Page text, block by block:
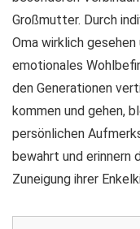
Großmutter. Durch
Oma wirklich
emotionales
den Generationen
kommen und gehen,
persönlichen
bewahrt und erinnern
Zuneigung ihrer